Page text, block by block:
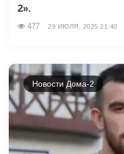
2».
477 29 ИЮЛЯ, 2025 21:40
Новости Дома-2